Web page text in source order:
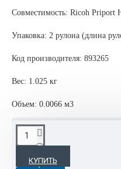
Совместимость: Ricoh Priport
Упаковка: 2 рулона (длина
Код производителя: 893265
Вес: 1.025 кг
Объем: 0.0066 м3
КУПИТЬ
ОПИСАНИЕ